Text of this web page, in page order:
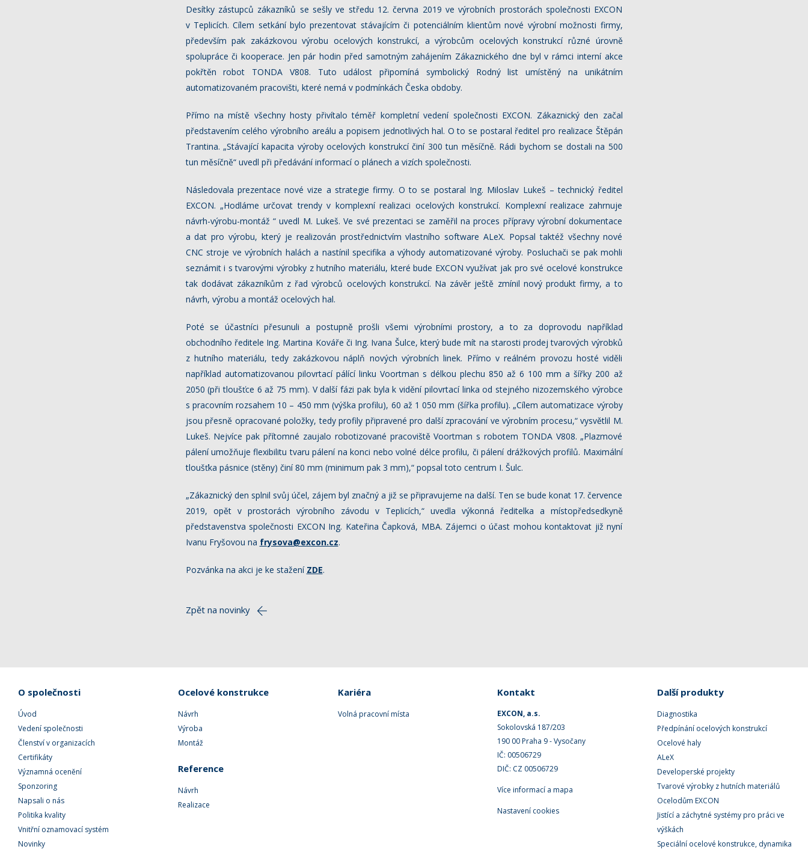
Desítky zástupců zákazníků se sešly ve středu 12. června 2019 ve výrobních prostorách společnosti EXCON
v Teplicích. Cílem setkání bylo prezentovat stávajícím či potenciálním klientům nové výrobní možnosti firmy,
především pak zakázkovou výrobu ocelových konstrukcí, a výrobcům ocelových konstrukcí různé úrovně
spolupráce či kooperace. Jen pár hodin před samotným zahájením Zákaznického dne byl v rámci interní akce
pokřtěn robot TONDA V808. Tuto událost připomíná symbolický Rodný list umístěný na unikátním
automatizovaném pracovišti, které nemá v podmínkách Česka obdoby.
Přímo na místě všechny hosty přivítalo téměř kompletní vedení společnosti EXCON. Zákaznický den začal
představením celého výrobního areálu a popisem jednotlivých hal. O to se postaral ředitel pro realizace Štěpán
Trantina. „Stávající kapacita výroby ocelových konstrukcí činí 300 tun měsíčně. Rádi bychom se dostali na 500
tun měsíčně“ uvedl při předávání informací o plánech a vizích společnosti.
Následovala prezentace nové vize a strategie firmy. O to se postaral Ing. Miloslav Lukeš – technický ředitel
EXCON. „Hodláme určovat trendy v komplexní realizaci ocelových konstrukcí. Komplexní realizace zahrnuje
návrh-výrobu-montáž “ uvedl M. Lukeš. Ve své prezentaci se zaměřil na proces přípravy výrobní dokumentace
a dat pro výrobu, který je realizován prostřednictvím vlastního software ALeX. Popsal taktéž všechny nové
CNC stroje ve výrobních halách a nastínil specifika a výhody automatizované výroby. Posluchači se pak mohli
seznámit i s tvarovými výrobky z hutního materiálu, které bude EXCON využívat jak pro své ocelové konstrukce
tak dodávat zákazníkům z řad výrobců ocelových konstrukcí. Na závěr ještě zmínil nový produkt firmy, a to
návrh, výrobu a montáž ocelových hal.
Poté se účastníci přesunuli a postupně prošli všemi výrobními prostory, a to za doprovodu například
obchodního ředitele Ing. Martina Kováře či Ing. Ivana Šulce, který bude mít na starosti prodej tvarových výrobků
z hutního materiálu, tedy zakázkovou náplň nových výrobních linek. Přímo v reálném provozu hosté viděli
například automatizovanou pilovrtací pálící linku Voortman s délkou plechu 850 až 6 100 mm a šířky 200 až
2050 (při tloušťce 6 až 75 mm). V další fázi pak byla k vidění pilovrtací linka od stejného nizozemského výrobce
s pracovním rozsahem 10 – 450 mm (výška profilu), 60 až 1 050 mm (šířka profilu). „Cílem automatizace výroby
jsou přesně opracované položky, tedy profily připravené pro další zpracování ve výrobním procesu,“ vysvětlil M.
Lukeš. Nejvíce pak přítomné zaujalo robotizované pracoviště Voortman s robotem TONDA V808. „Plazmové
pálení umožňuje flexibilitu tvaru pálení na konci nebo volné délce profilu, či pálení drážkových profilů. Maximální
tloušťka pásnice (stěny) činí 80 mm (minimum pak 3 mm),“ popsal toto centrum I. Šulc.
„Zákaznický den splnil svůj účel, zájem byl značný a již se připravujeme na další. Ten se bude konat 17. července
2019, opět v prostorách výrobního závodu v Teplicích,“ uvedla výkonná ředitelka a místopředsedkyně
představenstva společnosti EXCON Ing. Kateřina Čapková, MBA. Zájemci o účast mohou kontaktovat již nyní
Ivanu Fryšovou na frysova@excon.cz.
Pozvánka na akci je ke stažení ZDE.
Zpět na novinky
O společnosti
Úvod
Vedení společnosti
Členství v organizacích
Certifikáty
Významná ocenění
Sponzoring
Napsali o nás
Politika kvality
Vnitřní oznamovací systém
Novinky
Ocelové konstrukce
Návrh
Výroba
Montáž
Reference
Návrh
Realizace
Kariéra
Volná pracovní místa
Kontakt
EXCON, a.s.
Sokolovská 187/203
190 00 Praha 9 - Vysočany
IČ: 00506729
DIČ: CZ 00506729
Více informací a mapa
Nastavení cookies
Další produkty
Diagnostika
Předpínání ocelových konstrukcí
Ocelové haly
ALeX
Developerské projekty
Tvarové výrobky z hutních materiálů
Ocelodům EXCON
Jistící a záchytné systémy pro práci ve
výškách
Speciální ocelové konstrukce, dynamika